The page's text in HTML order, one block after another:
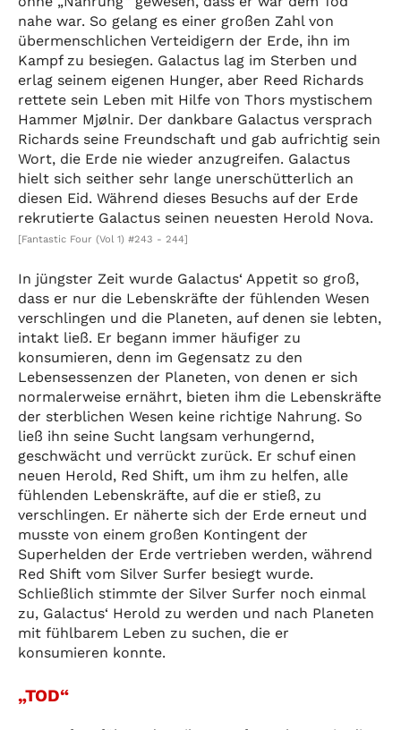
nahe war. So gelang es einer großen Zahl von
übermenschlichen Verteidigern der Erde, ihn im
Kampf zu besiegen. Galactus lag im Sterben und
erlag seinem eigenen Hunger, aber Reed Richards
rettete sein Leben mit Hilfe von Thors mystischem
Hammer Mjølnir. Der dankbare Galactus versprach
Richards seine Freundschaft und gab aufrichtig sein
Wort, die Erde nie wieder anzugreifen. Galactus
hielt sich seither sehr lange unerschütterlich an
diesen Eid. Während dieses Besuchs auf der Erde
rekrutierte Galactus seinen neuesten Herold Nova.
[Fantastic Four (Vol 1) #243 - 244]
In jüngster Zeit wurde Galactus‘ Appetit so groß,
dass er nur die Lebenskräfte der fühlenden Wesen
verschlingen und die Planeten, auf denen sie lebten,
intakt ließ. Er begann immer häufiger zu
konsumieren, denn im Gegensatz zu den
Lebensessenzen der Planeten, von denen er sich
normalerweise ernährt, bieten ihm die Lebenskräfte
der sterblichen Wesen keine richtige Nahrung. So
ließ ihn seine Sucht langsam verhungernd,
geschwächt und verrückt zurück. Er schuf einen
neuen Herold, Red Shift, um ihm zu helfen, alle
fühlenden Lebenskräfte, auf die er stieß, zu
verschlingen. Er näherte sich der Erde erneut und
musste von einem großen Kontingent der
Superhelden der Erde vertrieben werden, während
Red Shift vom Silver Surfer besiegt wurde.
Schließlich stimmte der Silver Surfer noch einmal
zu, Galactus‘ Herold zu werden und nach Planeten
mit fühlbarem Leben zu suchen, die er
konsumieren konnte.
„TOD“